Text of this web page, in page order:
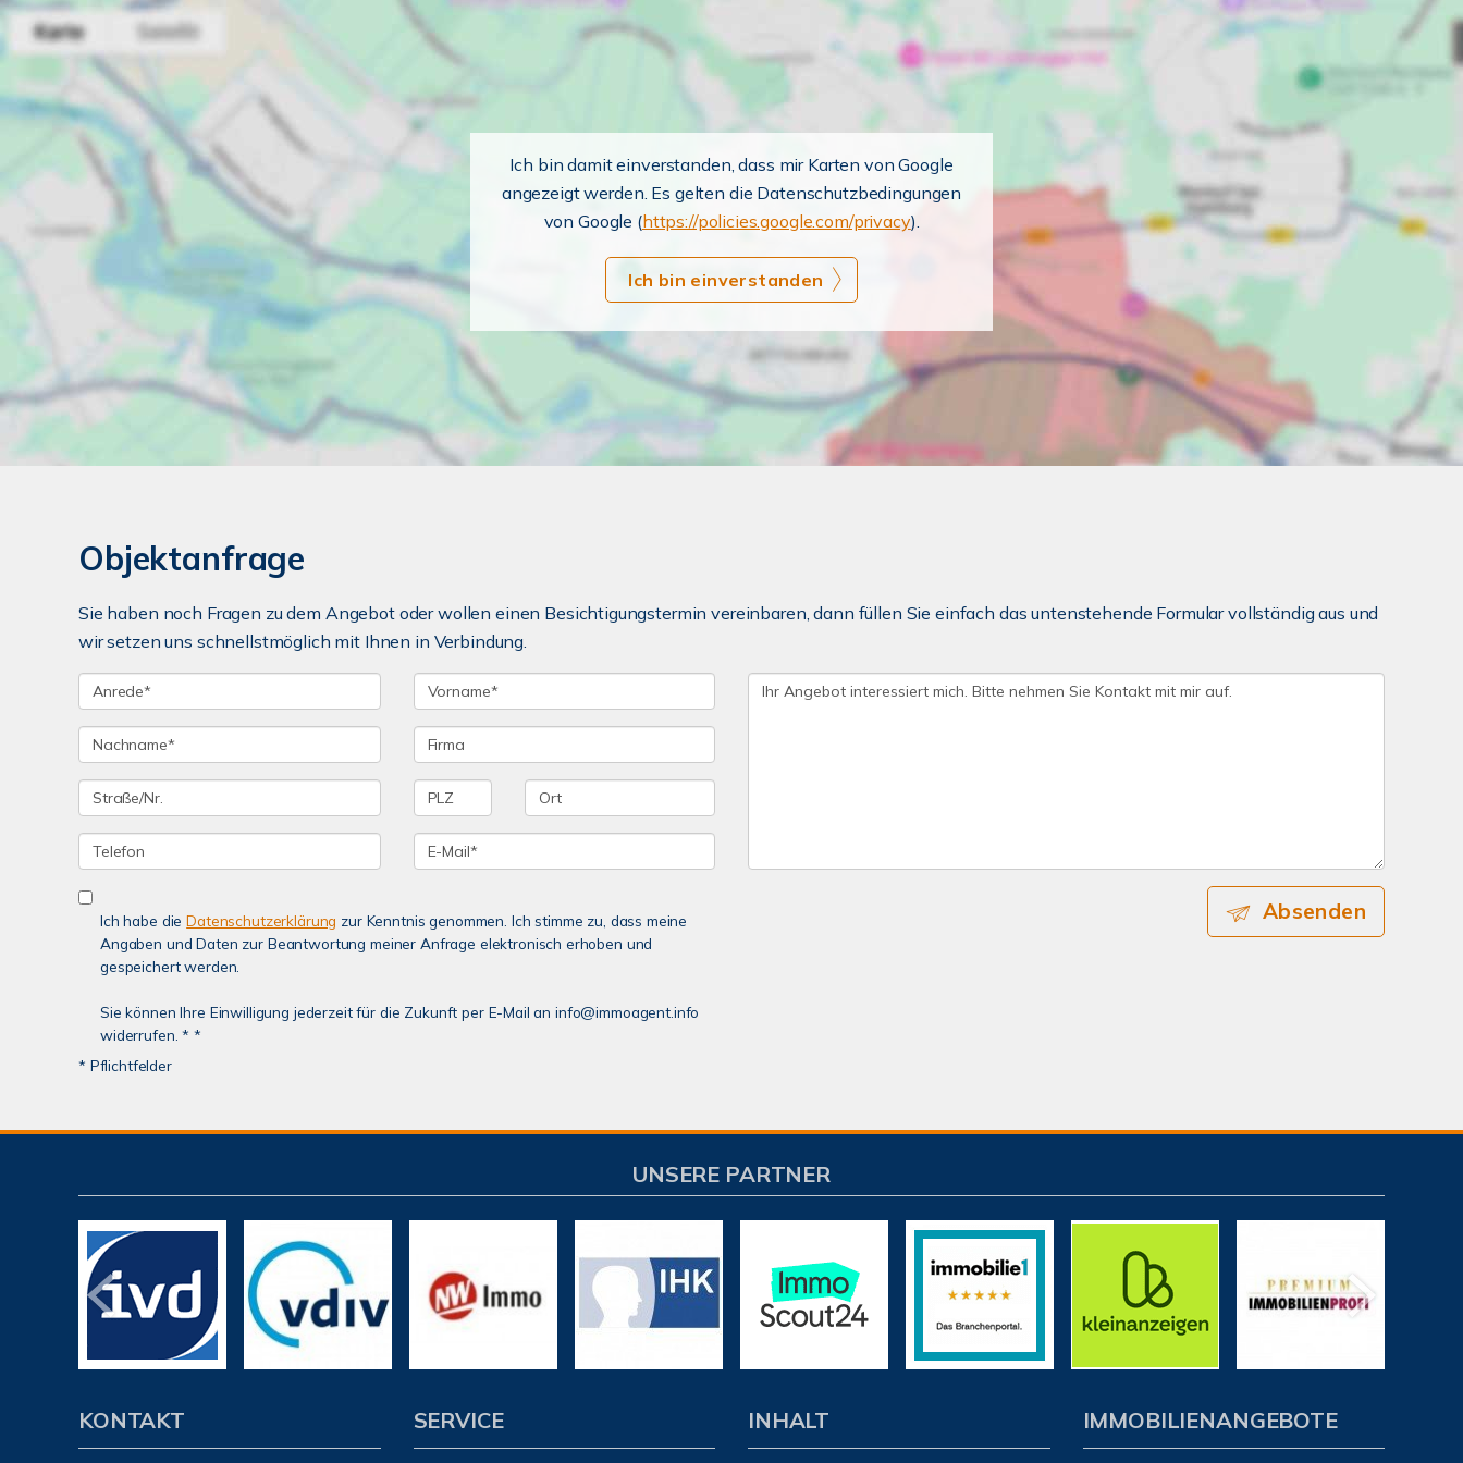
Ich bin damit einverstanden, dass mir Karten von Google
angezeigt werden. Es gelten die Datenschutzbedingungen
von Google (https://policies.google.com/privacy).
Ich bin einverstanden
Objektanfrage
Sie haben noch Fragen zu dem Angebot oder wollen einen Besichtigungstermin vereinbaren, dann füllen Sie einfach das untenstehende Formular vollständig aus und
wir setzen uns schnellstmöglich mit Ihnen in Verbindung.
Ich habe dieDatenschutzerklärung zur Kenntnis genommen. Ich stimme zu, dass meine
Angaben und Daten zur Beantwortung meiner Anfrage elektronisch erhoben und
gespeichert werden.
Sie können Ihre Einwilligung jederzeit für die Zukunft per E-Mail an info@immoagent.info
widerrufen. * *
* Pflichtfelder
Absenden
UNSERE PARTNER
KONTAKT SERVICE INHALT IMMOBILIENANGEBOTE